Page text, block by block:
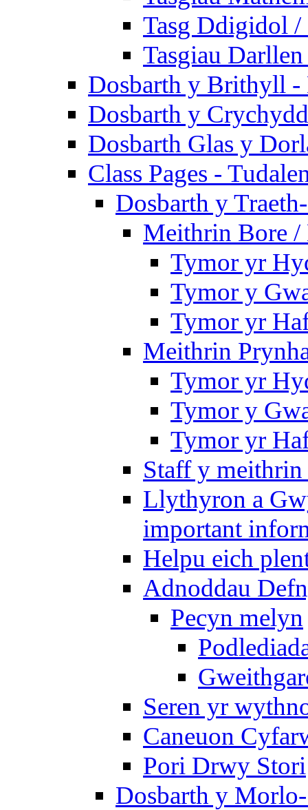
Tasg Ddigidol
Tasgiau
Dosbarth y Brithyll
Dosbarth y
Dosbarth Glas y
Class Pages -
Dosbarth y
Meithrin Bore
Tymor yr
Tymor y
Tymor yr
Meithrin
Tymor yr
Tymor y
Tymor yr
Staff y
Llythyron a
important
Helpu eich
Adnoddau
Pecyn melyn
Seren yr
Caneuon
Pori Drwy Stori
Dosbarth y